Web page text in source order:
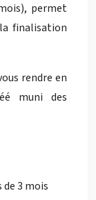
permet
finalisation
rendre en
muni des
3 mois